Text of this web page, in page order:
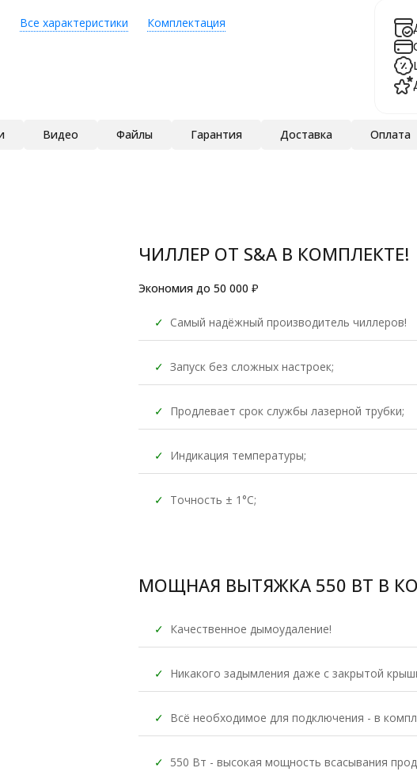
Все характеристики Комплектация
Видео Файлы Гарантия Доставка Оплата
ЧИЛЛЕР ОТ S&A В КОМПЛЕКТЕ!
Экономия до 50 000 ₽
✓ Самый надёжный производитель чиллеров!
✓ Запуск без сложных настроек;
✓ Продлевает срок службы лазерной трубки;
✓ Индикация температуры;
✓ Точность ± 1°C;
МОЩНАЯ ВЫТЯЖКА 550 ВТ В
✓ Качественное дымоудаление!
✓ Никакого задымления даже с закрытой
✓ Всё необходимое для подключения - в
✓ 550 Вт - высокая мощность всасывания